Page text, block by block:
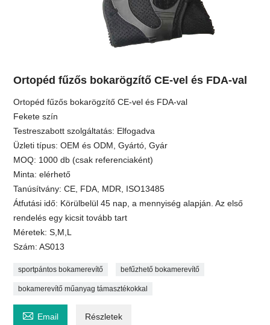
Ortopéd fűzős bokarögzítő CE-vel és FDA-val
Ortopéd fűzős bokarögzítő CE-vel és FDA-val
Fekete szín
Testreszabott szolgáltatás: Elfogadva
Üzleti típus: OEM és ODM, Gyártó, Gyár
MOQ: 1000 db (csak referenciaként)
Minta: elérhető
Tanúsítvány: CE, FDA, MDR, ISO13485
Átfutási idő: Körülbelül 45 nap, a mennyiség alapján. Az első
rendelés egy kicsit tovább tart
Méretek: S,M,L
Szám: AS013
sportpántos bokamerevítő befűzhető bokamerevítő
bokamerevítő műanyag támasztékokkal
 Email Részletek